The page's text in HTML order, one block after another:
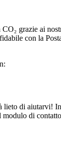
grazie ai
con la
lieto di aiutarvi!
modulo di